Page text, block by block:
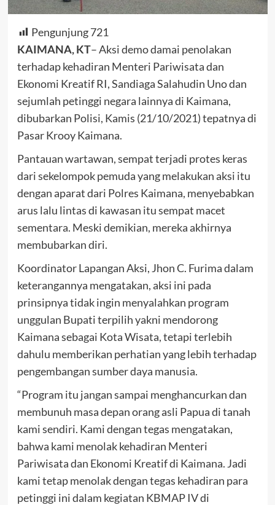
Pengunjung 721
KAIMANA, KT– Aksi demo damai penolakan
terhadap kehadiran Menteri Pariwisata dan
Ekonomi Kreatif RI, Sandiaga Salahudin Uno dan
sejumlah petinggi negara lainnya di Kaimana,
dibubarkan Polisi, Kamis (21/10/2021) tepatnya di
Pasar Krooy Kaimana.
Pantauan wartawan, sempat terjadi protes keras
dari sekelompok pemuda yang melakukan aksi itu
dengan aparat dari Polres Kaimana, menyebabkan
arus lalu lintas di kawasan itu sempat macet
sementara. Meski demikian, mereka akhirnya
membubarkan diri.
Koordinator Lapangan Aksi, Jhon C. Furima dalam
keterangannya mengatakan, aksi ini pada
prinsipnya tidak ingin menyalahkan program
unggulan Bupati terpilih yakni mendorong
Kaimana sebagai Kota Wisata, tetapi terlebih
dahulu memberikan perhatian yang lebih terhadap
pengembangan sumber daya manusia.
“Program itu jangan sampai menghancurkan dan
membunuh masa depan orang asli Papua di tanah
kami sendiri. Kami dengan tegas mengatakan,
bahwa kami menolak kehadiran Menteri
Pariwisata dan Ekonomi Kreatif di Kaimana. Jadi
kami tetap menolak dengan tegas kehadiran para
petinggi ini dalam kegiatan KBMAP IV di